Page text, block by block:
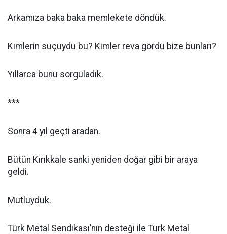
Arkamıza baka baka memlekete döndük.
Kimlerin suçuydu bu? Kimler reva gördü bize bunları?
Yıllarca bunu sorguladık.
***
Sonra 4 yıl geçti aradan.
Bütün Kırıkkale sanki yeniden doğar gibi bir araya
geldi.
Mutluyduk.
Türk Metal Sendikası’nın desteği ile Türk Metal